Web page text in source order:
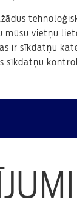
vietņu
ir sīkdatņu
sīkdatņu